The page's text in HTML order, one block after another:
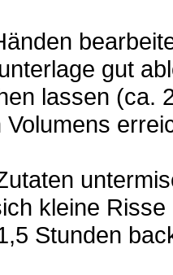
gut
lassen (ca.
kleine
Stunden